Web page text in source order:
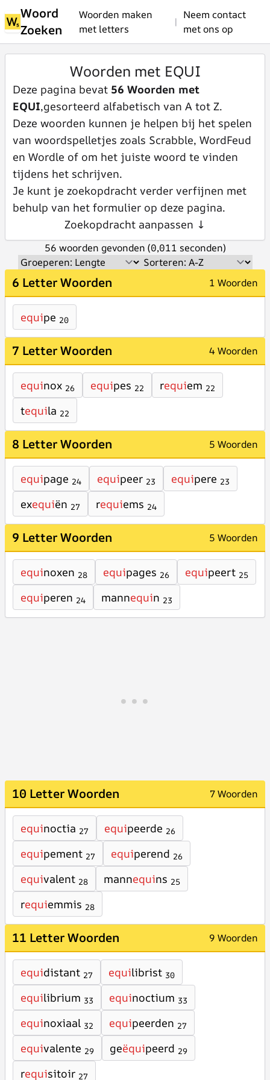
Woord
Zoeken
Woorden maken
met letters
|
Neem contact
met ons op
Woorden met EQUI
Deze pagina bevat 56 Woorden met
EQUI,gesorteerd alfabetisch van A tot Z.
Deze woorden kunnen je helpen bij het spelen
van woordspelletjes zoals Scrabble, WordFeud
en Wordle of om het juiste woord te vinden
tijdens het schrijven.
Je kunt je zoekopdracht verder verfijnen met
behulp van het formulier op deze pagina.
Zoekopdracht aanpassen ↓
56 woorden gevonden (0,011 seconden)
6 Letter Woorden 1 Woorden
equipe 20
7 Letter Woorden 4 Woorden
equinox 26 equipes 22 requiem 22
tequila 22
8 Letter Woorden 5 Woorden
equipage 24 equipeer 23 equipere 23
exequiën 27 requiems 24
9 Letter Woorden 5 Woorden
equinoxen 28 equipages 26 equipeert 25
equiperen 24 mannequin 23
10 Letter Woorden 7 Woorden
equinoctia 27 equipeerde 26
equipement 27 equiperend 26
equivalent 28 mannequins 25
requiemmis 28
11 Letter Woorden 9 Woorden
equidistant 27 equilibrist 30
equilibrium 33 equinoctium 33
equinoxiaal 32 equipeerden 27
equivalente 29 geëquipeerd 29
requisitoir 27